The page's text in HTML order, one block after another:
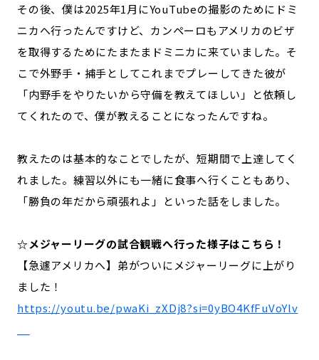
その後、僕は2025年1月にYouTubeの撮影のためにドミ
ニカへ行ったんですけど、カンペーロもアメリカのビザ
を取得するためにたまたまドミニカに来ていました。そ
こで外野手・捕手としてこれまでプレーしてきた彼が
「内野手をやりたいから守備を教えてほしい」と依頼し
てくれたので、僕が教えることになったんですね。
教えたのは基本的なことでしたが、短期間で上達してく
れました。練習以外にも一緒に食事へ行くこともあり、
「勝負の年だから頑張れよ」といった話をしました。
☆メジャーリーグの試合観戦へ行った様子はこちら！
【急遽アメリカへ】弟がついにメジャーリーグに上がり
ました！
https://youtu.be/pwaKi_zXDj8?si=0yBO4KfFuVoYlv